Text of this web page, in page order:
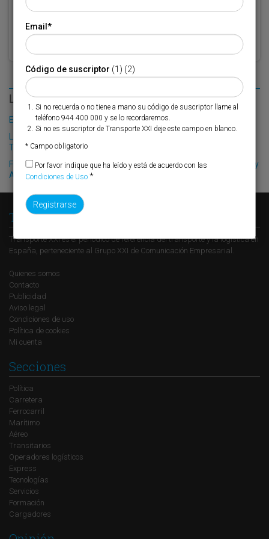
LO MÁS LEÍDO
El Puerto de Valencia crecerá en oferta ro-pax
La llegada de Maersk Line a Marín dispara un 50% el tráfico de
TEUs
Finnlines afianza el tráfico de Renault entre los puertos de Bilbao y
Amberes
Transporte XXI
Transporte XXI es el periódico de referencia del transporte y la logística en
España, perteneciente al Grupo XXI de Comunicación Empresarial.
Quienes somos
Contacto
Publicidad
Aviso legal
Condiciones de uso
Política de cookies
Mi cuenta
Secciones
Política
Carretera
Ferrocarril
Marítimo
Aéreo
Transitarios
Operadores logísticos
Express
Tecnologías
Servicios
Formación
Cargadores
Email*
Código de suscriptor (1) (2)
Si no recuerda o no tiene a mano su código de suscriptor llame al
teléfono 944 400 000 y se lo recordaremos.
Si no es suscriptor de Transporte XXI deje este campo en blanco.
* Campo obligatorio
Por favor indique que ha leído y está de acuerdo con las
Condiciones de Uso *